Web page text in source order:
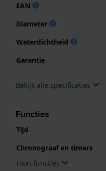
EAN
Diameter
Waterdichtheid
Garantie
Bekijk alle specificaties
Functies
Tijd
Chronograaf en timers
Toon functies